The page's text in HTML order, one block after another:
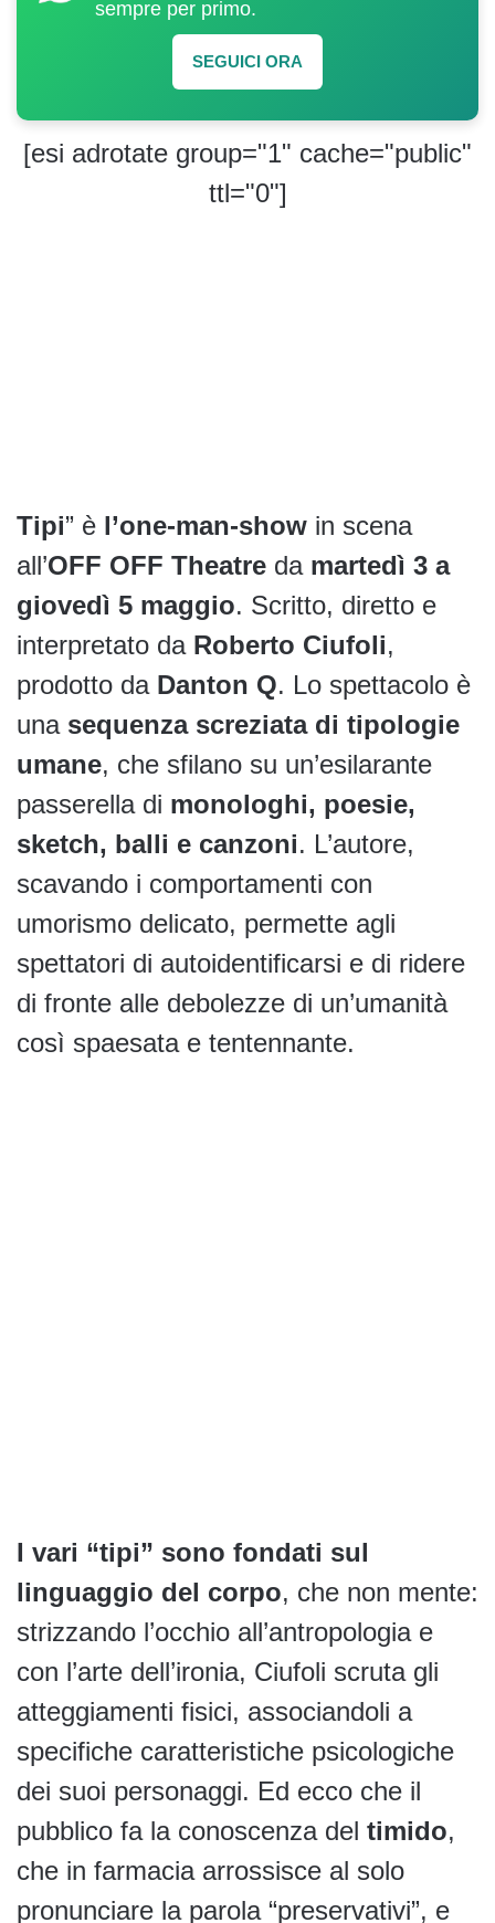
sempre per primo.
SEGUICI ORA
[esi adrotate group="1" cache="public"
ttl="0"]
Tipi” è l’one-man-show in scena
all’OFF OFF Theatre da martedì 3 a
giovedì 5 maggio. Scritto, diretto e
interpretato da Roberto Ciufoli,
prodotto da Danton Q. Lo spettacolo è
una sequenza screziata di tipologie
umane, che sfilano su un’esilarante
passerella di monologhi, poesie,
sketch, balli e canzoni. L’autore,
scavando i comportamenti con
umorismo delicato, permette agli
spettatori di autoidentificarsi e di ridere
di fronte alle debolezze di un’umanità
così spaesata e tentennante.
I vari “tipi” sono fondati sul
linguaggio del corpo, che non mente:
strizzando l’occhio all’antropologia e
con l’arte dell’ironia, Ciufoli scruta gli
atteggiamenti fisici, associandoli a
specifiche caratteristiche psicologiche
dei suoi personaggi. Ed ecco che il
pubblico fa la conoscenza del timido,
che in farmacia arrossisce al solo
pronunciare la parola “preservativi”, e